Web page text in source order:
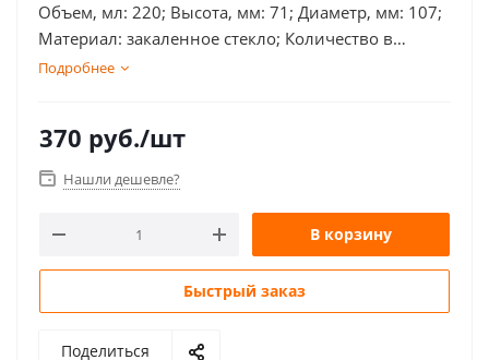
Объем, мл: 220; Высота, мм: 71; Диаметр, мм: 107;
Материал: закаленное стекло; Количество в
упаковке, шт: 6; Тип: кружки и стаканы для чая и
Подробнее
370 руб./шт
Нашли дешевле?
В корзину
Быстрый заказ
Поделиться